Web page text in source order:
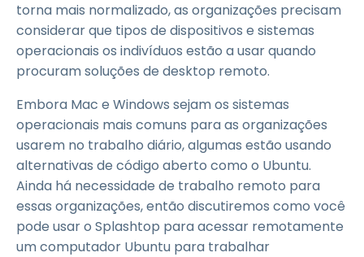
torna mais normalizado, as organizações precisam
considerar que tipos de dispositivos e sistemas
operacionais os indivíduos estão a usar quando
procuram soluções de desktop remoto.
Embora Mac e Windows sejam os sistemas
operacionais mais comuns para as organizações
usarem no trabalho diário, algumas estão usando
alternativas de código aberto como o Ubuntu.
Ainda há necessidade de trabalho remoto para
essas organizações, então discutiremos como você
pode usar o Splashtop para acessar remotamente
um computador Ubuntu para trabalhar